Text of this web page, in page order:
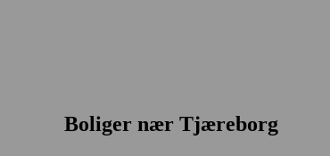
Boliger nær Tjæreborg